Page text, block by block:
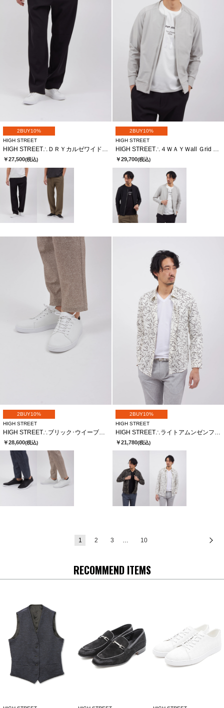
2BUY10%
HIGH STREET
HIGH STREET∴ＤＲＹカルゼワイドイージーＰＴ
￥27,500(税込)
2BUY10%
HIGH STREET
HIGH STREET∴４ＷＡＹＷall Ｇrid ＪＱノーカラーＺＩＰＢＬ
￥29,700(税込)
2BUY10%
HIGH STREET
￥28,600(税込)
2BUY10%
HIGH STREET
￥21,780(税込)
1 2 3 10
RECOMMEND ITEMS